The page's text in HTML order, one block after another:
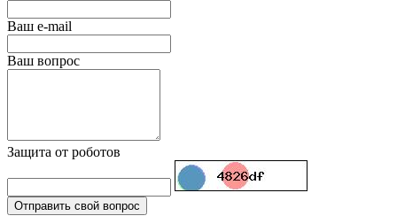
Ваш e-mail
Ваш вопрос
Защита от роботов
Отправить свой вопрос